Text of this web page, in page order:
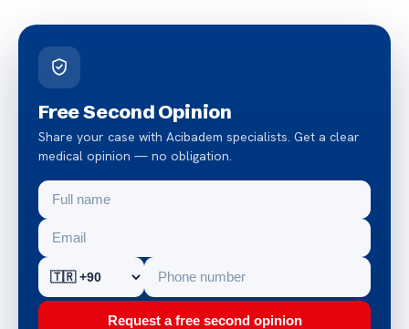
Free Second Opinion
Share your case with Acibadem specialists. Get a clear
medical opinion — no obligation.
Request a free second opinion